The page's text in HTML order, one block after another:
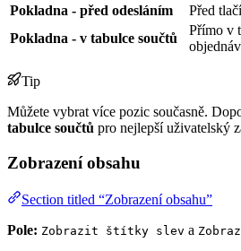
Pokladna - před odesláním
Před
Pokladna - v tabulce součtů
Přímo v
Tip
Můžete vybrat více pozic současně.
tabulce součtů pro nejlepší uživatelský
Zobrazení obsahu
Section titled “Zobrazení obsahu”
Pole: Zobrazit štítky slev a